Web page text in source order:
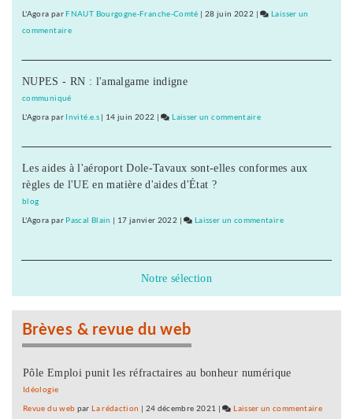
Conseil
Doubs
L'Agora parFNAUT Bourgogne-Franche-Comté | 28 juin 2022 |
Laisser un
commentaireon
20
« emplois
au
général
du
Doubs
NUPES - RN : l'amalgame indigne
communiqué
L'Agora par Invité.e.s| 14 juin 2022 | Laisser un commentaire
20
« emplois
Conseil
Les aides à l'aéroport Dole-Tavaux sont-elles conformes aux
règles de l'UE en matière d'aides d'État ?
blog
L'Agora par Pascal Blain | 17 janvier 2022 | Laisser un commentaireon
Notre sélection
Brèves & revue du web
Pôle Emploi punit les réfractaires au bonheur numérique
Idéologie
Revue du web parLa rédaction | 24 décembre 2021 | Laisser un commentaire